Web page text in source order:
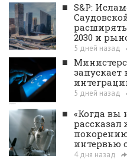
■ S&P:
2030 и
5 дней назад
■
5 дней назад
■ «Когда вы
интервью
4 дня назад